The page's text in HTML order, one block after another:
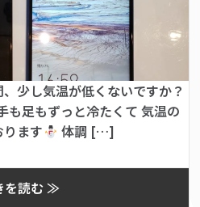
少し気温が低くないですか？
も足もずっと冷たくて 気温の
ます
体調 […]
を読む ≫